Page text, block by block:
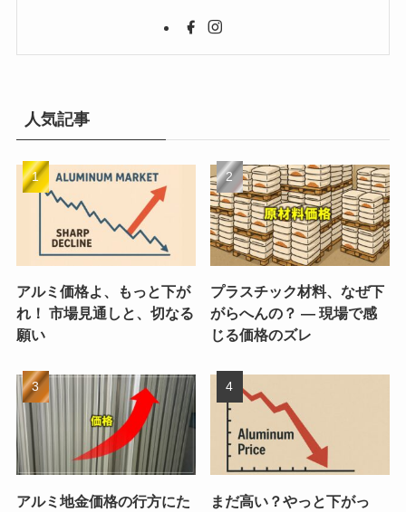
人気記事
アルミ価格よ、もっと下が
れ！ 市場見通しと、切なる
願い
プラスチック材料、なぜ下
がらへんの？ ― 現場で感
じる価格のズレ
アルミ地金価格の行方にた
まだ高い？やっと下がっ